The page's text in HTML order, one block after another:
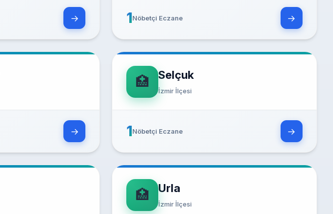
→ 1Nöbetçi Eczane →
→
🏥 Selçuk
İzmir İlçesi
1Nöbetçi Eczane →
🏥 Urla
İzmir İlçesi